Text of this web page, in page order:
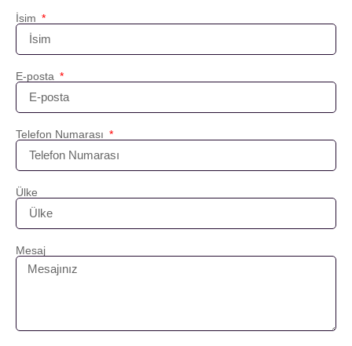
İsim
E-posta
Telefon Numarası
Ülke
Mesaj